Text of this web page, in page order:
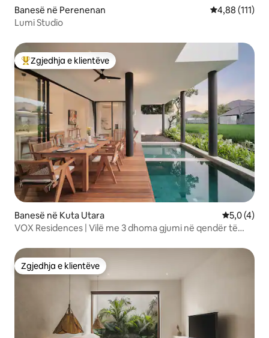
Banesë në Perenenan Vlerësimi
4,88 (111)
Lumi Studio
Më të mirat e zgjedhjeve të klientëve
Zgjedhja e klientëve
Banesë në Kuta Utara Vlerësimi
5,0 (4)
VOX Residences | Vilë me 3 dhoma gjumi në qendër të
Zgjedhja e klientëve
Zgjedhja e klientëve